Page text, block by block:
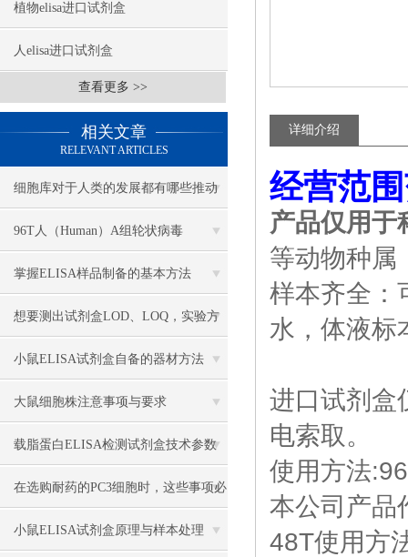
植物elisa进口试剂盒
人elisa进口试剂盒
查看更多 >>
相关文章
RELEVANT ARTICLES
细胞库对于人类的发展都有哪些推动
作用
96T人（Human）A组轮状病毒
（Rotavirus）ELISA 检测试剂盒
掌握ELISA样品制备的基本方法
想要测出试剂盒LOD、LOQ，实验方
案该怎么搭建？
小鼠ELISA试剂盒自备的器材方法
大鼠细胞株注意事项与要求
载脂蛋白ELISA检测试剂盒技术参数
在选购耐药的PC3细胞时，这些事项必
须注意
小鼠ELISA试剂盒原理与样本处理
详细介绍
经营范
产品仅用于
等动物种属
样本齐全：
水，体液标
进口试剂盒
电索取。
使用方法
本公司产品
48T使用方